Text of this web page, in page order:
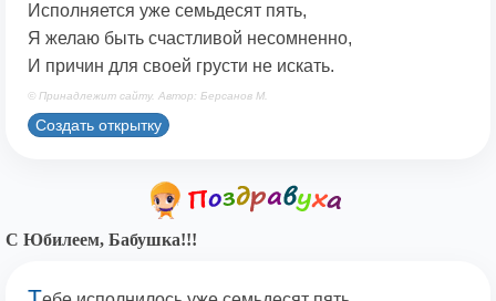
Исполняется уже семьдесят пять,
Я желаю быть счастливой несомненно,
И причин для своей грусти не искать.
© Принадлежит сайту. Автор: Берсанов М.
Создать открытку
С Юбилеем, Бабушка!!!